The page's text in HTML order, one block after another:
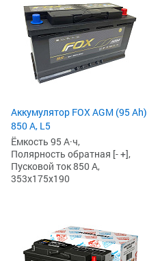
Аккумулятор FOX AGM (95 Ah)
850 А, L5
Ёмкость 95 А·ч,
Полярность обратная [- +],
Пусковой ток 850 А,
353x175x190